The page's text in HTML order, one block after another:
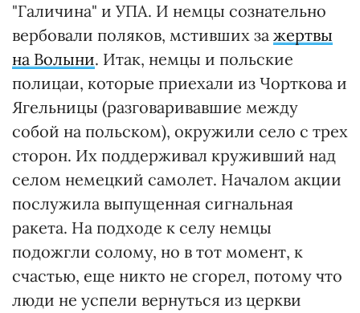
"Галичина" и УПА. И немцы сознательно
вербовали поляков, мстивших за жертвы
на Волыни. Итак, немцы и польские
полицаи, которые приехали из Чорткова и
Ягельницы (разговаривавшие между
собой на польском), окружили село с трех
сторон. Их поддерживал круживший над
селом немецкий самолет. Началом акции
послужила выпущенная сигнальная
ракета. На подходе к селу немцы
подожгли солому, но в тот момент, к
счастью, еще никто не сгорел, потому что
люди не успели вернуться из церкви